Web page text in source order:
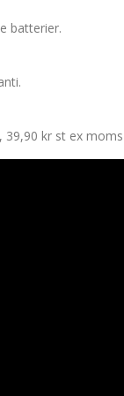
batterier.
kr st ex